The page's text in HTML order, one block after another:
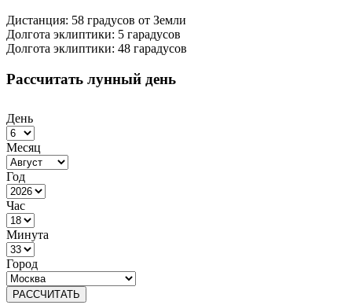
Дистанция: 58 градусов от Земли
Долгота эклиптики: 5 гарадусов
Долгота эклиптики: 48 гарадусов
Рассчитать лунный день
День
Месяц
Год
Час
Минута
Город
РАССЧИТАТЬ